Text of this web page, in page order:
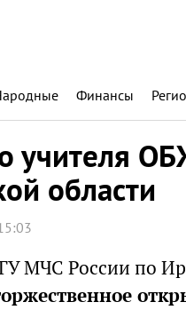
Финансы
учителя
области
МЧС России по